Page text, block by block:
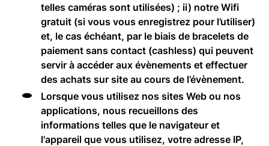
telles caméras sont utilisées) ; ii) notre Wifi
gratuit (si vous vous enregistrez pour l’utiliser)
et, le cas échéant, par le biais de bracelets de
paiement sans contact (cashless) qui peuvent
servir à accéder aux évènements et effectuer
des achats sur site au cours de l’évènement.
Lorsque vous utilisez nos sites Web ou nos
applications, nous recueillons des
informations telles que le navigateur et
l'appareil que vous utilisez, votre adresse IP,